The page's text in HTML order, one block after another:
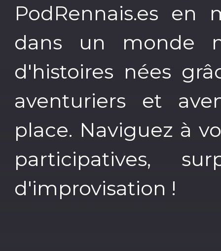
PodRennais.es en
dans un monde
d'histoires nées
aventuriers et
place. Naviguez à
participatives,
d'improvisation !